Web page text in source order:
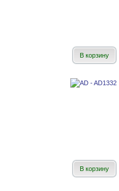
В корзину
В корзину